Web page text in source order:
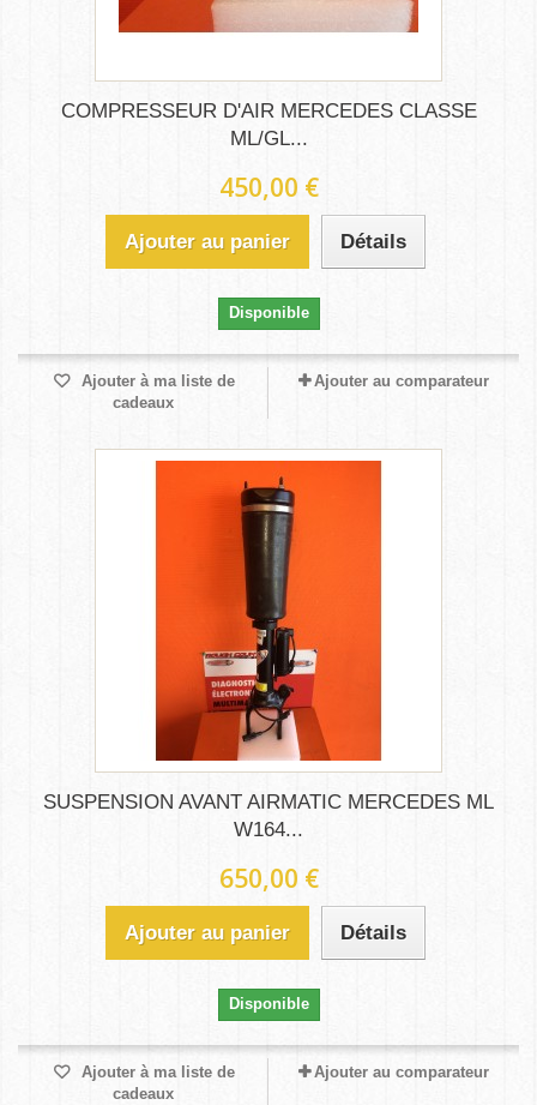
COMPRESSEUR D'AIR MERCEDES CLASSE
ML/GL...
450,00 €
Ajouter au panier Détails
Disponible
Ajouter à ma liste de
cadeaux
Ajouter au comparateur
SUSPENSION AVANT AIRMATIC MERCEDES ML
W164...
650,00 €
Ajouter au panier Détails
Disponible
Ajouter à ma liste de
cadeaux
Ajouter au comparateur